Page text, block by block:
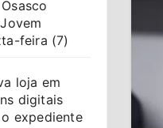
feira (7)
loja em
digitais
expediente